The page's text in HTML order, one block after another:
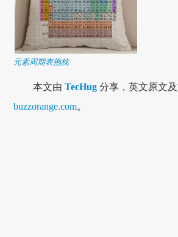
元素周期表抱枕
本文由TecHug 分享，英文原文
buzzorange.com。